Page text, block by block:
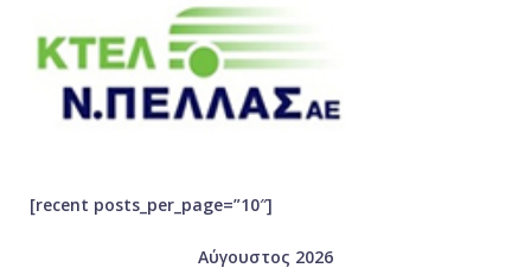
[recent posts_per_page=”10″]
Αύγουστος 2026